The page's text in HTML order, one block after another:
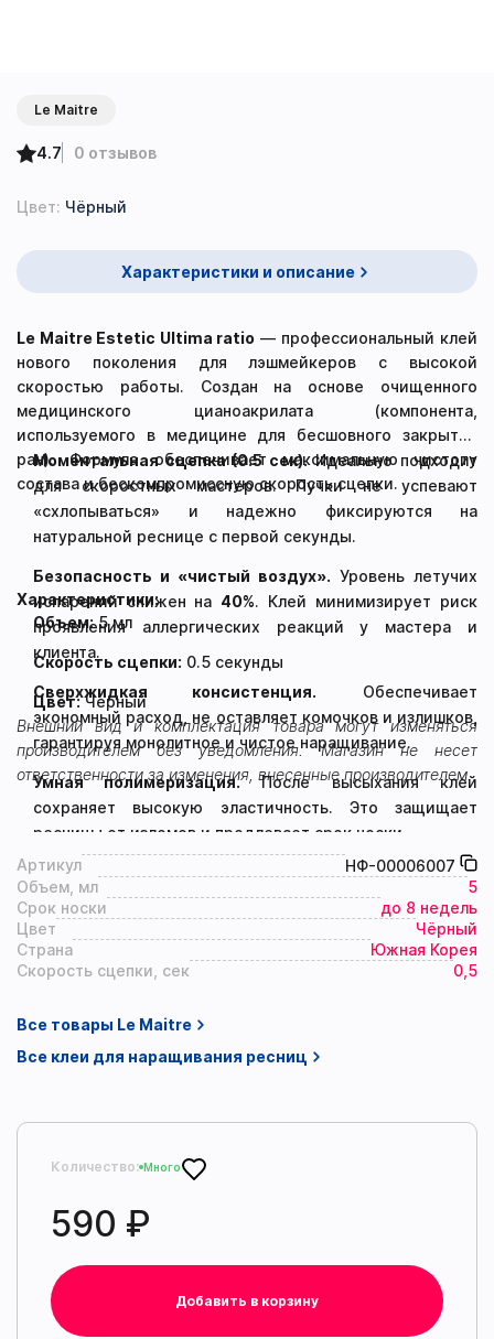
Le Maitre
4.7 0 отзывов
Цвет: Чёрный
Характеристики и описание
Le Maitre Estetic Ultima ratio — профессиональный клей
нового поколения для лэшмейкеров с высокой
скоростью работы. Создан на основе очищенного
медицинского цианоакрилата (компонента,
используемого в медицине для бесшовного закрытия
ран). Формула обеспечивает максимальную чистоту
состава и бескомпромиссную скорость сцепки.
Моментальная сцепка (0.5 сек).Идеально подходит
для скоростных мастеров. Пучки не успевают
«схлопываться» и надежно фиксируются на
натуральной реснице с первой секунды.
Безопасность и «чистый воздух». Уровень летучих
испарений снижен на 40%. Клей минимизирует риск
проявления аллергических реакций у мастера и
клиента.
Сверхжидкая консистенция. Обеспечивает
экономный расход, не оставляет комочков и излишков,
гарантируя монолитное и чистое наращивание.
Умная полимеризация.После высыхания клей
сохраняет высокую эластичность. Это защищает
ресницы от изломов и продлевает срок носки.
Оптимальная температура:от +18°C до +26°C
Оптимальная влажность:
Характеристики:
Объем:5 мл
Скорость сцепки: 0.5 секунды
Цвет:Черный
Внешний вид и комплектация товара могут изменяться
производителем без уведомления. Магазин не несет
ответственности за изменения, внесенные производителем.
Артикул
НФ-00006007
Объем, мл
5
Срок носки
до 8 недель
Цвет
Чёрный
Страна
Южная Корея
Скорость сцепки, сек
0,5
Все товары Le Maitre
Все клеи для наращивания ресниц
Количество: Много
590 ₽
Добавить в корзину